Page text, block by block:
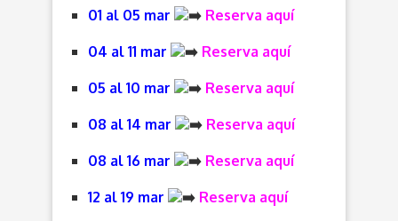
01 al 05 mar Reserva aquí
04 al 11 mar Reserva aquí
05 al 10 mar Reserva aquí
08 al 14 mar Reserva aquí
08 al 16 mar Reserva aquí
12 al 19 mar Reserva aquí